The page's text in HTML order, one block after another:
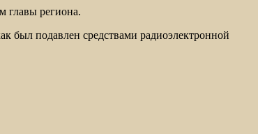
главы региона.
был подавлен средствами радиоэлектронной